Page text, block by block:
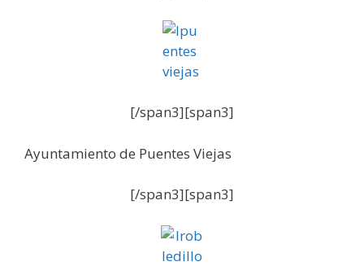
[/span3][span3]
Ayuntamiento de Puentes Viejas
[/span3][span3]